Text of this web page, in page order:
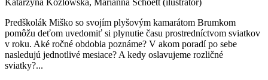
Katarzyna Kozlowska, Marianna Schoett (ilustrátor)
Predškolák Miško so svojím plyšovým kamarátom Brumkom
pomôžu deťom uvedomiť si plynutie času prostredníctvom sviatkov
v roku. Aké ročné obdobia poznáme? V akom poradí po sebe
nasledujú jednotlivé mesiace? A kedy oslavujeme rozličné
sviatky?...